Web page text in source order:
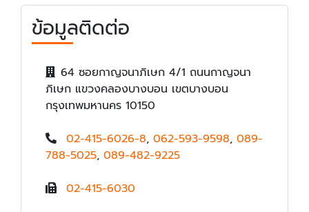
ข้อมูลติดต่อ
64 ซอยกาญจนาภิเษก 4/1 ถนนกาญจนา
ภิเษก แขวงคลองบางบอน เขตบางบอน
กรุงเทพมหานคร 10150
02-415-6026-8, 062-593-9598, 089-
788-5025, 089-482-9225
02-415-6030